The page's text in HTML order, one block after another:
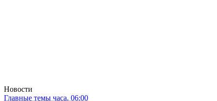
Новости
Главные темы часа. 06:00